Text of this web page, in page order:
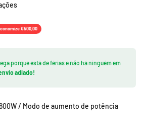
€500,00
porque está de férias e não há ninguém em
adiado!
/ Modo de aumento de potência